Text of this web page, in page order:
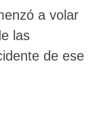
a volar
las
de ese